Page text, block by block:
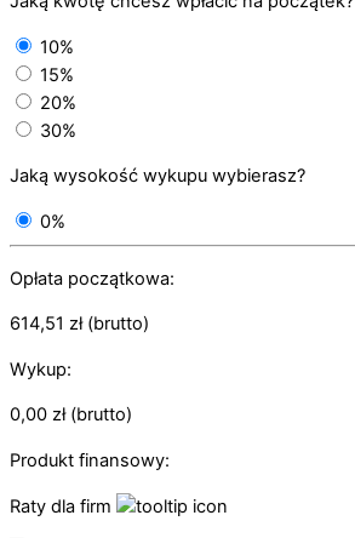
10%
15%
20%
30%
Jaką wysokość wykupu wybierasz?
0%
Opłata początkowa:
614,51 zł(brutto)
Wykup:
0,00 zł(brutto)
Produkt finansowy:
Raty dla firm